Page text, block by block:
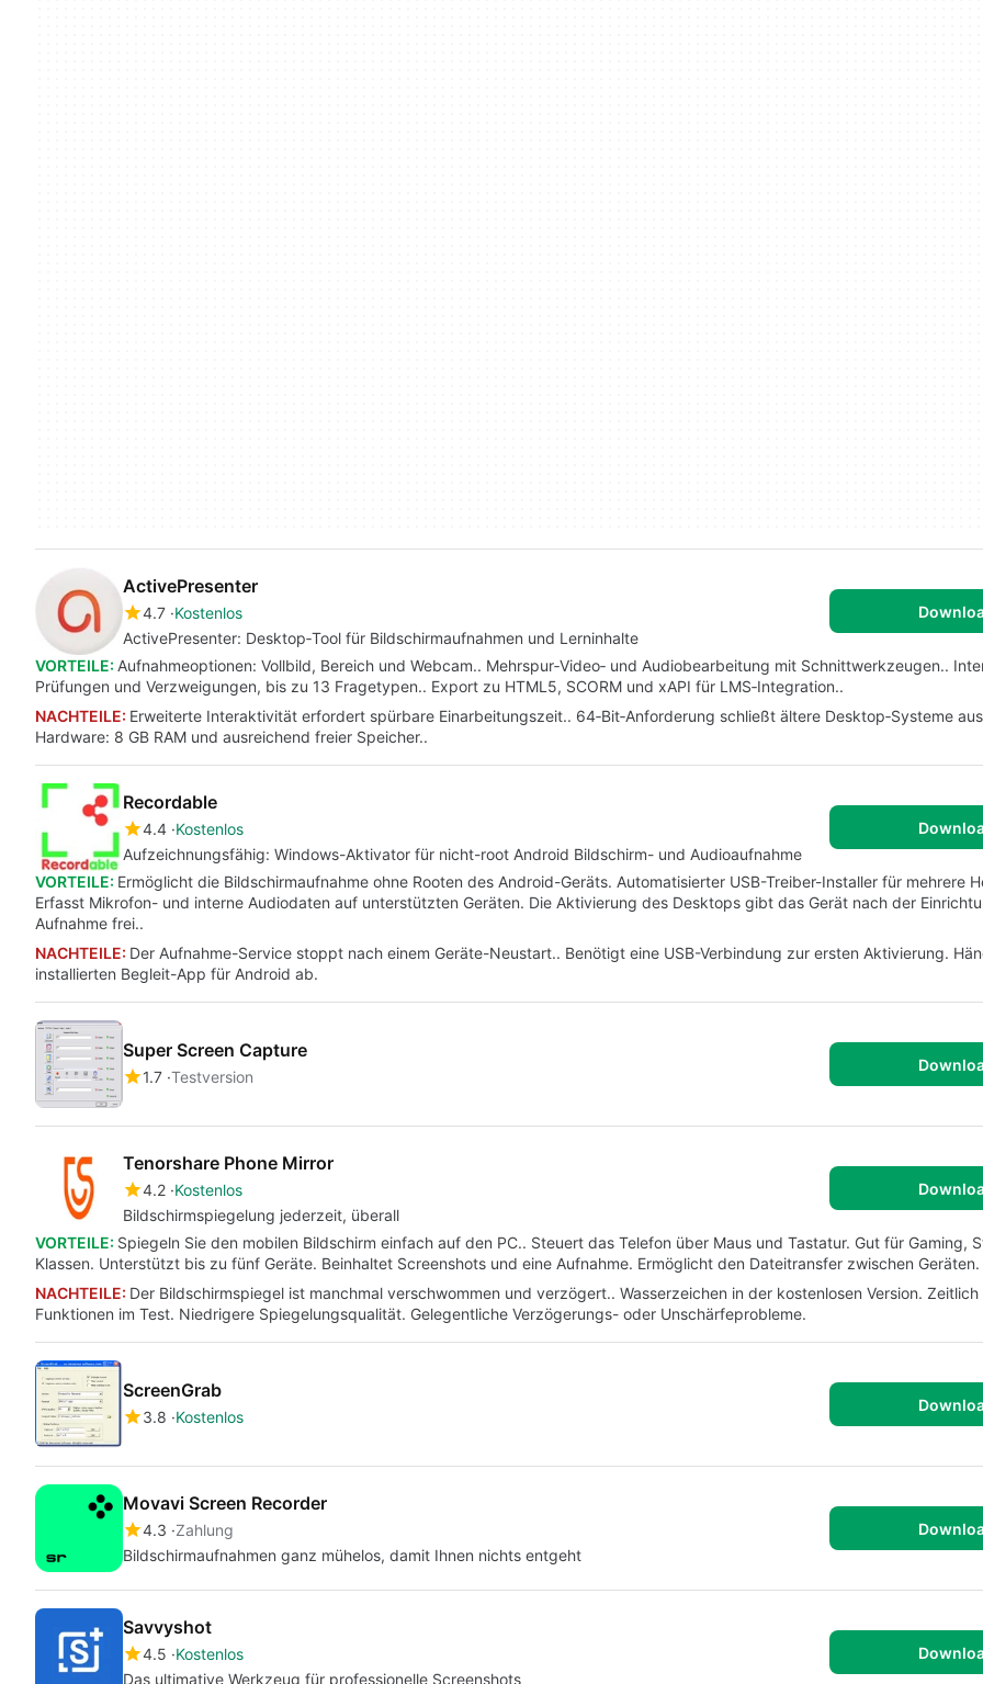
ActivePresenter
4.7 Kostenlos
ActivePresenter: Desktop‑Tool für Bildschirmaufnahmen und Lerninhalte
VORTEILE: Aufnahmeoptionen: Vollbild, Bereich und Webcam.. Mehrspur‑Video‑ und Audiobearbeitung mit Schnittwerkzeugen..
Prüfungen und Verzweigungen, bis zu 13 Fragetypen.. Export zu HTML5, SCORM und xAPI für LMS‑Integration..
NACHTEILE: Erweiterte Interaktivität erfordert spürbare Einarbeitungszeit.. 64‑Bit‑Anforderung schließt ältere Desktop‑Systeme
Hardware: 8 GB RAM und ausreichend freier Speicher..
Recordable
4.4 Kostenlos
Aufzeichnungsfähig: Windows-Aktivator für nicht-root Android Bildschirm- und Audioaufnahme
VORTEILE: Ermöglicht die Bildschirmaufnahme ohne Rooten des Android-Geräts. Automatisierter USB-Treiber-Installer für mehrere
Erfasst Mikrofon- und interne Audiodaten auf unterstützten Geräten. Die Aktivierung des Desktops gibt das Gerät nach der
Aufnahme frei..
NACHTEILE: Der Aufnahme-Service stoppt nach einem Geräte-Neustart.. Benötigt eine USB-Verbindung zur ersten Aktivierung.
installierten Begleit-App für Android ab.
Super Screen Capture
1.7 Testversion
Tenorshare Phone Mirror
4.2 Kostenlos
Bildschirmspiegelung jederzeit, überall
VORTEILE: Spiegeln Sie den mobilen Bildschirm einfach auf den PC.. Steuert das Telefon über Maus und Tastatur. Gut für Gaming,
Klassen. Unterstützt bis zu fünf Geräte. Beinhaltet Screenshots und eine Aufnahme. Ermöglicht den Dateitransfer zwischen Geräten.
NACHTEILE: Der Bildschirmspiegel ist manchmal verschwommen und verzögert.. Wasserzeichen in der kostenlosen Version.
Funktionen im Test. Niedrigere Spiegelungsqualität. Gelegentliche Verzögerungs- oder Unschärfeprobleme.
ScreenGrab
3.8 Kostenlos
Movavi Screen Recorder
4.3 Zahlung
Bildschirmaufnahmen ganz mühelos, damit Ihnen nichts entgeht
Savvyshot
4.5 Kostenlos
Das ultimative Werkzeug für professionelle Screenshots